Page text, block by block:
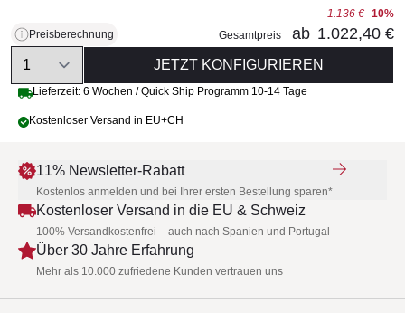
Preisberechnung
1.136 € 10%
Gesamtpreis
ab 1.022,40 €
Quantity
JETZT KONFIGURIEREN
Lieferzeit: 6 Wochen / Quick Ship Programm 10-14 Tage
Kostenloser Versand in EU+CH
11% Newsletter-Rabatt
Kostenlos anmelden und bei Ihrer ersten Bestellung sparen*
Kostenloser Versand in die EU & Schweiz
100% Versandkostenfrei – auch nach Spanien und Portugal
Über 30 Jahre Erfahrung
Mehr als 10.000 zufriedene Kunden vertrauen uns